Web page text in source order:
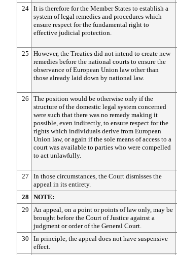
24 It is therefore for the Member States to establish a
system of legal remedies and procedures which
ensure respect for the fundamental right to
effective judicial protection.
25
However, the Treaties did not intend to create new
remedies before the national courts to ensure the
observance of European Union law other than
those already laid down by national law.
26
The position would be otherwise only if the
structure of the domestic legal system concerned
were such that there was no remedy making it
possible, even indirectly, to ensure respect for the
rights which individuals derive from European
Union law, or again if the sole means of access to a
court was available to parties who were compelled
to act unlawfully.
27
In those circumstances, the Court dismisses the
appeal in its entirety.
28
NOTE:
29
An appeal, on a point or points of law only, may be
brought before the Court of Justice against a
judgment or order of the General Court.
30
In principle, the appeal does not have suspensive
effect.